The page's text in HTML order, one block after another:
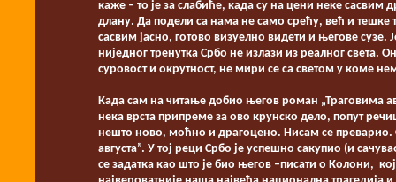
каже – то је за слабиће, када су на цени неке сасвим
длану. Да подели са нама не само срећу, већ и
сасвим јасно, готово визуелно видети и његове сузе.
ниједног тренутка Србо не излази из реалног света.
суровост и окрутност, не мири се са светом у коме
Када сам на читање добио његов роман „Траговима
нека врста припреме за ово крунско дело, попут
нешто ново, моћно и драгоцено. Нисам се преварио.
августа”. У тој реци Србо је успешно сакупио (и
се задатка као што је био његов –писати о Колони,